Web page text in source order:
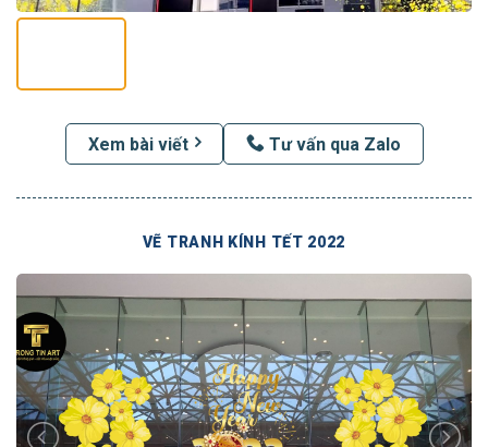
Xem bài viết Tư vấn qua Zalo
VẼ TRANH KÍNH TẾT 2022